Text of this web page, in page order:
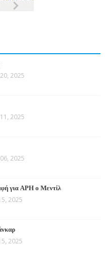
2025
2025
2025
για ΑΡΗ ο Μεντίλ
2025
2025